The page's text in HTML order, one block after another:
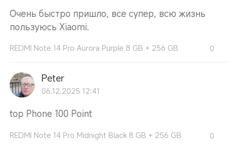
Очень быстро пришло, все супер, всю жизнь
пользуюсь Xiaomi.
REDMI Note 14 Pro Aurora Purple 8 GB + 256 GB 0
Peter
06.12.2025 12:41
top Phone 100 Point
REDMI Note 14 Pro Midnight Black 8 GB + 256 GB 0